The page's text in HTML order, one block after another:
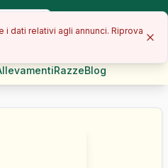
dati relativi agli annunci. Riprova
RazzeBlog